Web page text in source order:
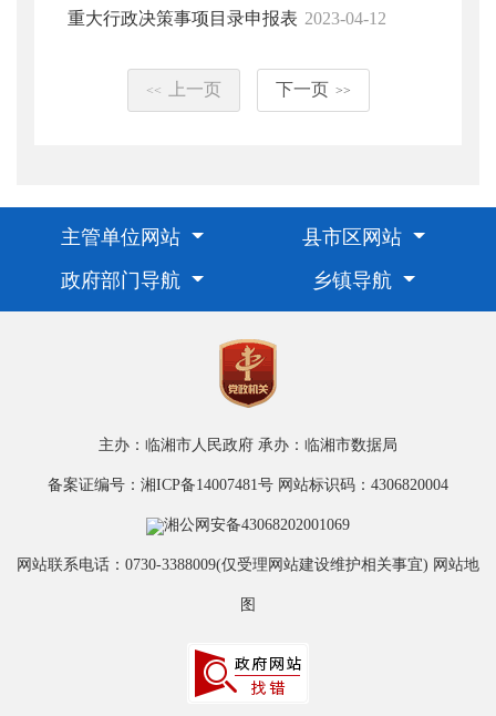
重大行政决策事项目录申报表 2023-04-12
<< 上一页 下一页 >>
主管单位网站
县市区网站
政府部门导航
乡镇导航
主办：临湘市人民政府 承办：临湘市数据局
备案证编号：湘ICP备14007481号 网站标识码：4306820004
湘公网安备43068202001069
网站联系电话：0730-3388009(仅受理网站建设维护相关事宜) 网站地
图